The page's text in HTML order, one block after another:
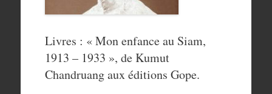
Livres : « Mon enfance au Siam,
1913 – 1933 », de Kumut
Chandruang aux éditions Gope.